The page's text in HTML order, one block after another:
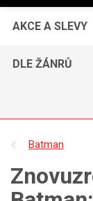
AKCE A SLEVY
DLE ŽÁNRŮ
Batman